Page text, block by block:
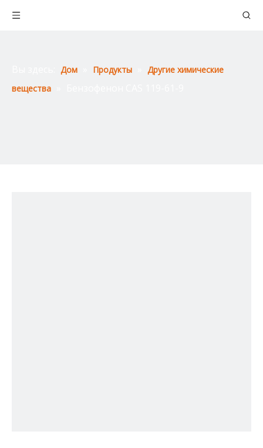
Дом Продукты
Другие химические
вещества